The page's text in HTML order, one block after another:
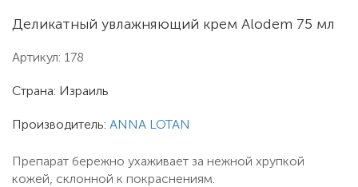
Деликатный увлажняющий крем Alodem 75 мл
Артикул: 178
Страна: Израиль
Производитель: ANNA LOTAN
Препарат бережно ухаживает за нежной хрупкой
кожей, склонной к покраснениям.